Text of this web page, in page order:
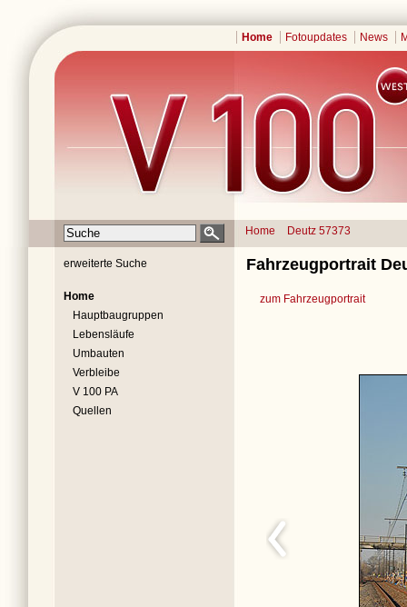
Home Fotoupdates News
Home Deutz 57373
erweiterte Suche
Home
Hauptbaugruppen
Lebensläufe
Umbauten
Verbleibe
V 100 PA
Quellen
Fahrzeugportrait
zum Fahrzeugportrait